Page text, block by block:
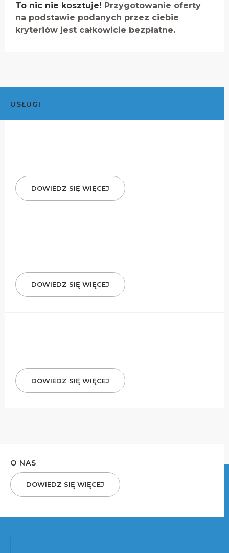
To nic nie kosztuje! Przygotowanie oferty
na podstawie podanych przez ciebie
kryteriów jest całkowicie bezpłatne.
USŁUGI
DOWIEDZ SIĘ WIĘCEJ
DOWIEDZ SIĘ WIĘCEJ
DOWIEDZ SIĘ WIĘCEJ
O NAS
DOWIEDZ SIĘ WIĘCEJ